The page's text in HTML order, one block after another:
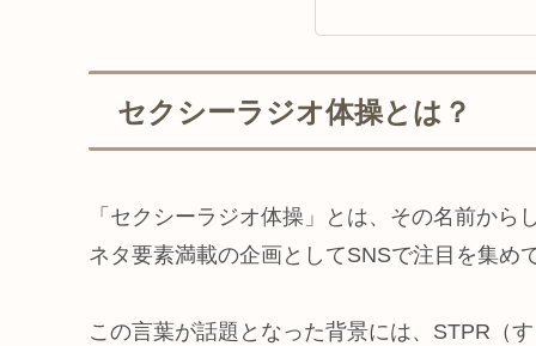
セクシーラジオ体操とは？
「セクシーラジオ体操」とは、その名前か
ネタ要素満載の企画としてSNSで注目を集め
この言葉が話題となった背景には、STPR（